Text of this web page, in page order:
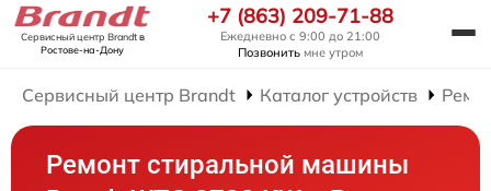
Сервисный центр Brandtв
Ростове-на-Дону
+7 (863) 209-71-88
Ежедневно с 9:00 до 21:00
Позвонить мне утром
Сервисный центр Brandt Каталог устройств
Ремонт стиральной машины